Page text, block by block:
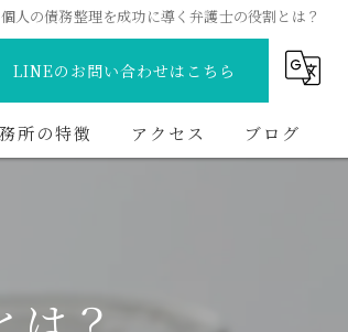
個人の債務整理を成功に導く弁護士の役割とは？
LINEのお問い合わせはこちら
所の特徴 アクセス ブログ